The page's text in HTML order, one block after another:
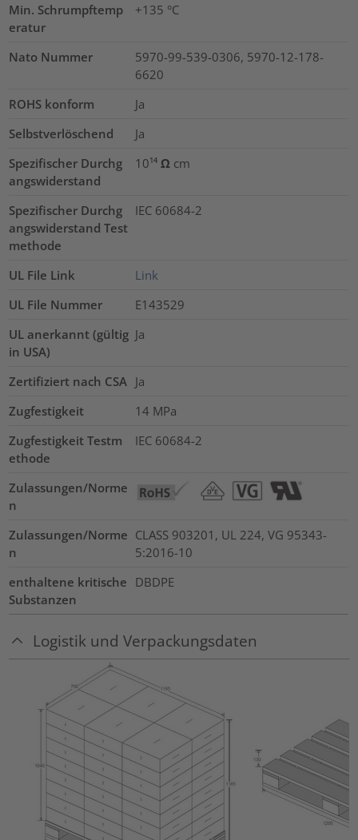
Min. Schrumpftemp
eratur
+135 °C
Nato Nummer
5970-99-539-0306, 5970-12-178-
6620
ROHS konform
Ja
Selbstverlöschend
Ja
Spezifischer Durchg
angswiderstand
10¹⁴ Ω cm
Spezifischer Durchg
angswiderstand Test
methode
IEC 60684-2
UL File Link
Link
UL File Nummer
E143529
UL anerkannt (gültig
in USA)
Ja
Zertifiziert nach CSA Ja
Zugfestigkeit
14 MPa
Zugfestigkeit Testm
ethode
IEC 60684-2
Zulassungen/Norme
n
Zulassungen/Norme
n
CLASS 903201, UL 224, VG 95343-
5:2016-10
enthaltene kritische
Substanzen
DBDPE
Logistik und Verpackungsdaten